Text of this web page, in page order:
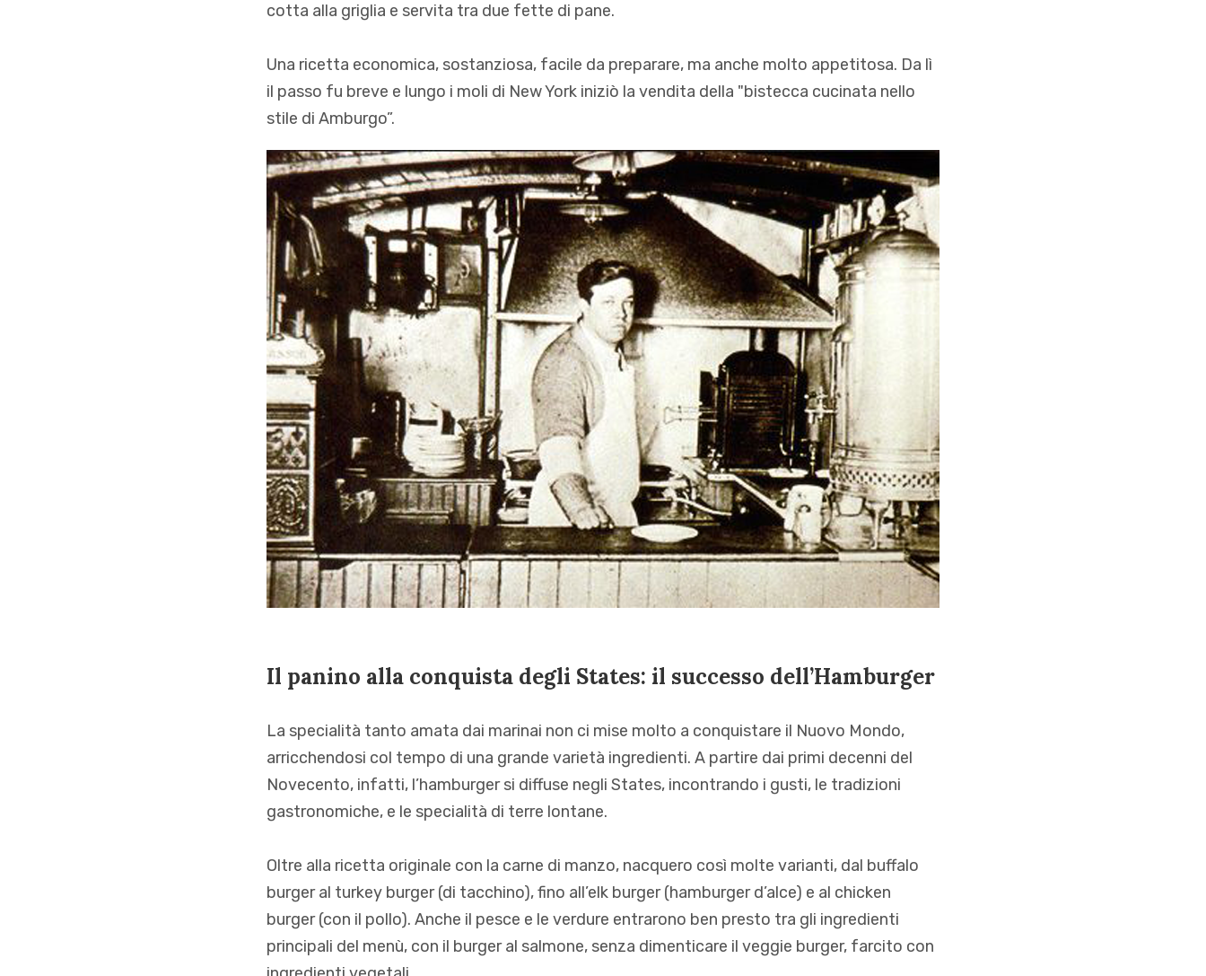
cotta alla griglia e servita tra due fette di pane.
Una ricetta economica, sostanziosa, facile da preparare, ma anche molto appetitosa. Da lì
il passo fu breve e lungo i moli di New York iniziò la vendita della "bistecca cucinata nello
stile di Amburgo”.
Il panino alla conquista degli States: il successo dell’Hamburger
La specialità tanto amata dai marinai non ci mise molto a conquistare il Nuovo Mondo,
arricchendosi col tempo di una grande varietà ingredienti. A partire dai primi decenni del
Novecento, infatti, l’hamburger si diffuse negli States, incontrando i gusti, le tradizioni
gastronomiche, e le specialità di terre lontane.
Oltre alla ricetta originale con la carne di manzo, nacquero così molte varianti, dal buffalo
burger al turkey burger (di tacchino), fino all’elk burger (hamburger d’alce) e al chicken
burger (con il pollo). Anche il pesce e le verdure entrarono ben presto tra gli ingredienti
principali del menù, con il burger al salmone, senza dimenticare il veggie burger, farcito con